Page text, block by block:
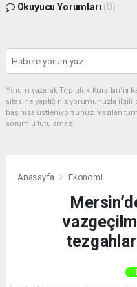
Okuyucu Yorumları (0)
Yorum yazarak Topluluk
sitesine yaptığınız yorumunuzla
başınıza üstleniyorsunuz. Yazılan
sorumlu tutulamaz.
Anasayfa Ekonomi